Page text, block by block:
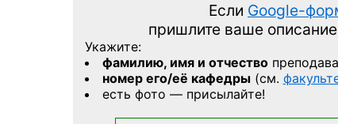
Если Google-
пришлите ваше
Укажите:
фамилию, имя и отчество
номер его/её кафедры(см.
есть фото — присылайте!